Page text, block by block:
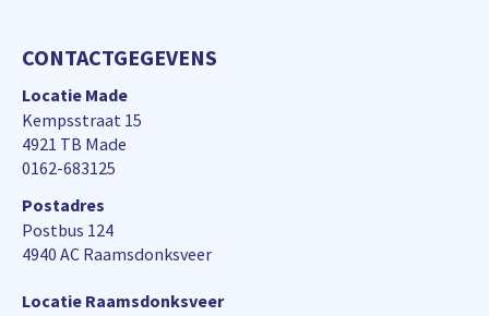
CONTACTGEGEVENS
Locatie Made
Kempsstraat 15
4921 TB Made
0162-683125
Postadres
Postbus 124
4940 AC Raamsdonksveer
Locatie Raamsdonksveer